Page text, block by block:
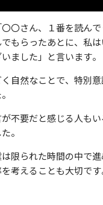
〇さん、１番を読ん
もらったあとに、私は
ました」と言います。
自然なことで、特別
不要だと感じる人もい
。
限られた時間の中で
考えることも大切です